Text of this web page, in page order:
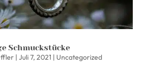
Schmuckstücke
| Juli 7, 2021 | Uncategorized